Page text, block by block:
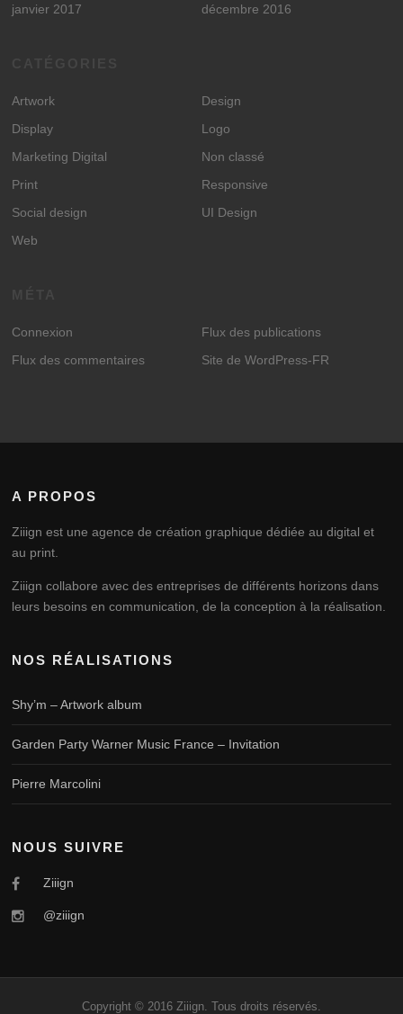
janvier 2017
décembre 2016
Artwork
Design
Display
Logo
Marketing Digital
Non classé
Print
Responsive
Social design
UI Design
Web
Connexion
Flux des publications
Flux des commentaires
Site de WordPress-FR
A PROPOS
Ziiign est une agence de création graphique dédiée au digital et
au print.
Ziiign collabore avec des entreprises de différents horizons dans
leurs besoins en communication, de la conception à la réalisation.
NOS RÉALISATIONS
Shy’m – Artwork album
Garden Party Warner Music France – Invitation
Pierre Marcolini
NOUS SUIVRE
Ziiign
@ziiign
Copyright © 2016 Ziiign. Tous droits réservés.